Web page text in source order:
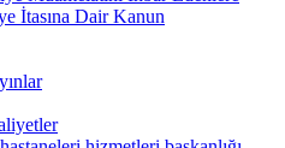
İtasına Dair Kanun